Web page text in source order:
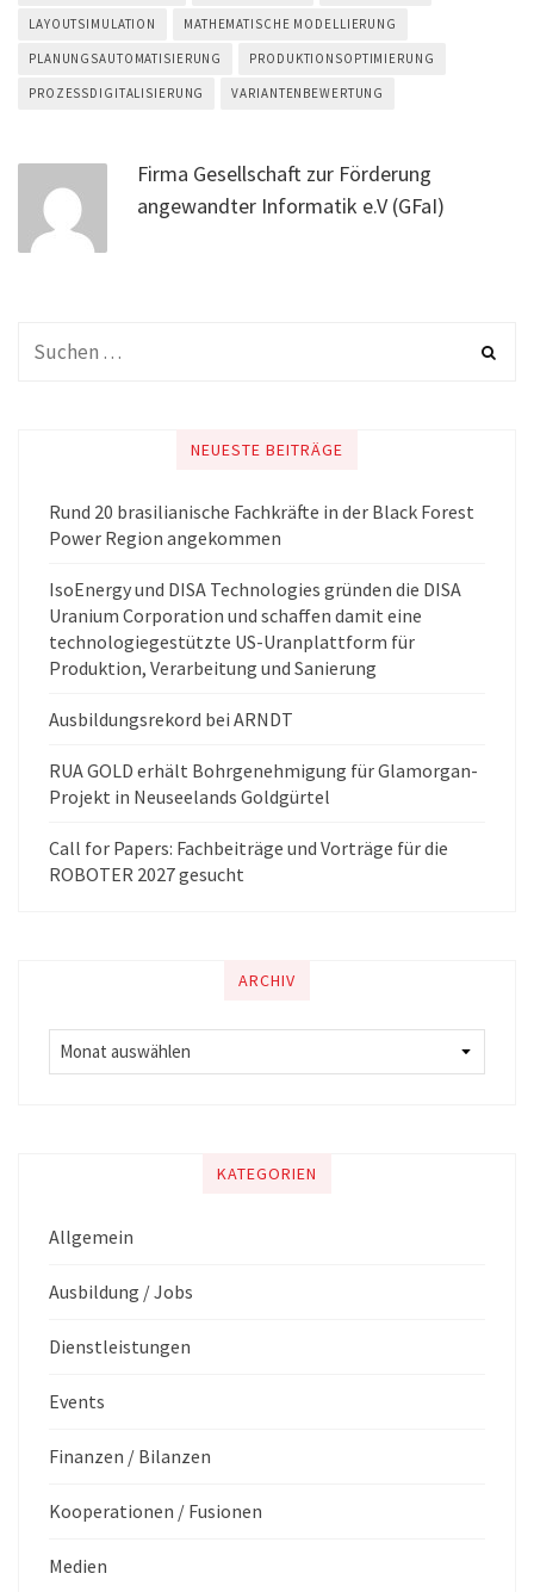
LAYOUTSIMULATION MATHEMATISCHE MODELLIERUNG
PLANUNGSAUTOMATISIERUNG PRODUKTIONSOPTIMIERUNG
PROZESSDIGITALISIERUNG VARIANTENBEWERTUNG
Firma Gesellschaft zur Förderung
angewandter Informatik e.V (GFaI)
NEUESTE BEITRÄGE
Rund 20 brasilianische Fachkräfte in der Black Forest
Power Region angekommen
IsoEnergy und DISA Technologies gründen die DISA
Uranium Corporation und schaffen damit eine
technologiegestützte US-Uranplattform für
Produktion, Verarbeitung und Sanierung
Ausbildungsrekord bei ARNDT
RUA GOLD erhält Bohrgenehmigung für Glamorgan-
Projekt in Neuseelands Goldgürtel
Call for Papers: Fachbeiträge und Vorträge für die
ROBOTER 2027 gesucht
ARCHIV
KATEGORIEN
Allgemein
Ausbildung / Jobs
Dienstleistungen
Events
Finanzen / Bilanzen
Kooperationen / Fusionen
Medien